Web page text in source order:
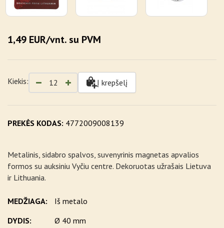
PREKĖS KODAS: 4772009008139
Metalinis, sidabro spalvos, suvenyrinis magnetas apvalios
formos su auksiniu Vyčiu centre. Dekoruotas užrašais Lietuva
ir Lithuania.
MEDŽIAGA:
Iš metalo
DYDIS:
Ø 40 mm
1,49 EUR/vnt. su PVM
Kiekis: Į krepšelį